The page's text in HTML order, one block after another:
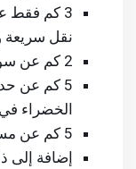
3 كم فقط
نقل سريعة
2 كم عن سوبر ماركت ميجروس وكارفور.
5 كم عن
الخضراء
5 كم عن مستشفى بيليك دوزو.
إضافة إلى